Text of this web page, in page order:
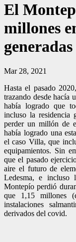
El
millones
Mar 28, 2021
Hasta el pasado
trazando desde hacía
había logrado que
incluso la residencia
perder un millón de
había logrado una
el caso Villa, que
equipamientos. Sin
que el pasado
aire el futuro de
Ledesma, e incluso
Montepío perdió
que 1,15 millones
instalaciones
derivados del covid.